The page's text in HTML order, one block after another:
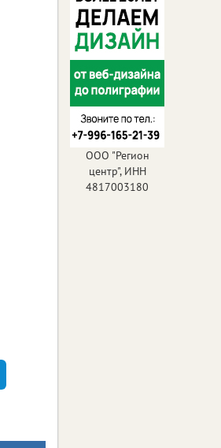
ООО "Регион
центр", ИНН
4817003180